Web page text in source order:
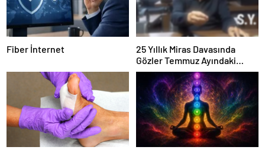
Fiber İnternet
25 Yıllık Miras Davasında
Gözler Temmuz Ayındaki
Karar Duruşmasına Çevrildi